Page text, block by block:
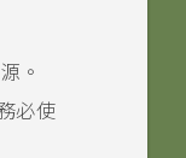
。
必使